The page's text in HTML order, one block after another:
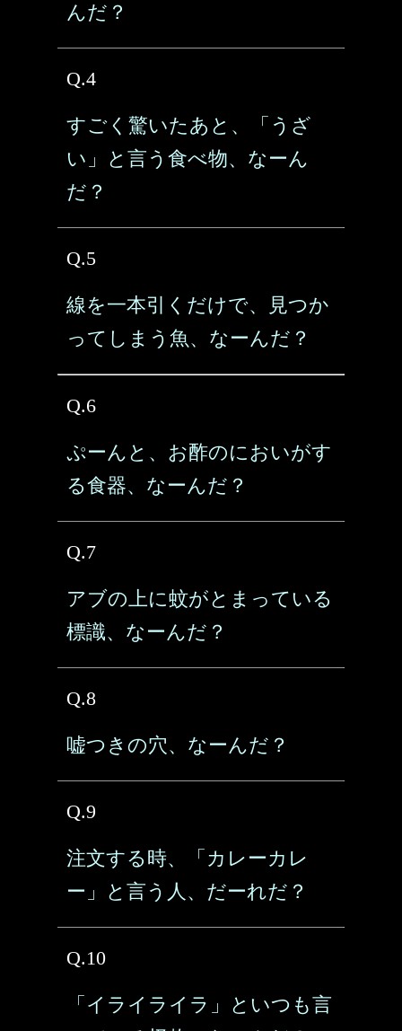
んだ？
Q.4
すごく驚いたあと、「うざ
い」と言う食べ物、なーん
だ？
Q.5
線を一本引くだけで、見つか
ってしまう魚、なーんだ？
Q.6
ぷーんと、お酢のにおいがす
る食器、なーんだ？
Q.7
アブの上に蚊がとまっている
標識、なーんだ？
Q.8
嘘つきの穴、なーんだ？
Q.9
注文する時、「カレーカレ
ー」と言う人、だーれだ？
Q.10
「イライライラ」といつも言